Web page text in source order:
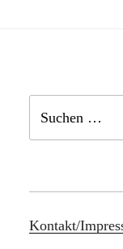
Kontakt/